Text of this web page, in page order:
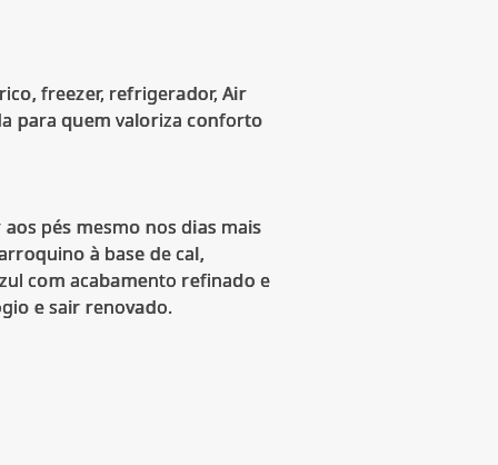
freezer, refrigerador, Air
para quem valoriza conforto
pés mesmo nos dias mais
à base de cal,
com acabamento refinado e
e sair renovado.